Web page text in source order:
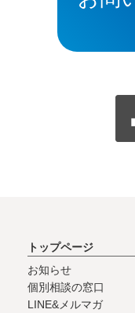
トップページ
お知らせ
個別相談の窓口
LINE&メルマガ